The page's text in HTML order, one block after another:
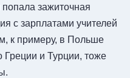
зажиточная
с зарплатами учителей
к примеру, в Польше
Греции и Турции, тоже